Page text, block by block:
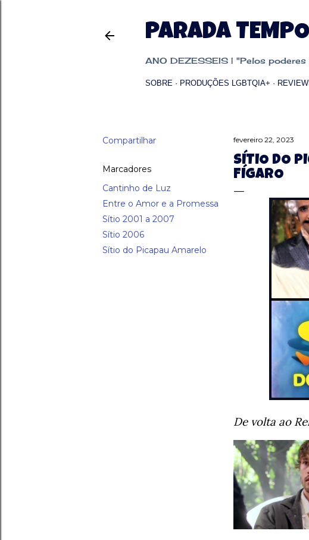
PARADA
ANO DEZESSEIS | "Pelos
SOBRE PRODUÇÕES LGBTQIA+
Compartilhar
Marcadores
Cantinho de Luz
Entre o Amor e a Promessa
Sítio 2001 a 2007
Sítio 2006
Sítio do Picapau Amarelo
fevereiro 22, 2023
SÍTIO DO
FÍGARO
De volta ao